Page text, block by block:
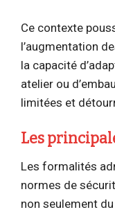
Ce contexte
l’augmentation
la capacité
atelier ou
limitées et
Les
Les formalités
normes de
non seulement